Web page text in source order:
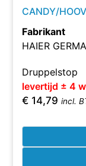
CANDY/
Fabrikant
HAIER
Druppelstop
levertijd ± 4
€ 14,79 incl.